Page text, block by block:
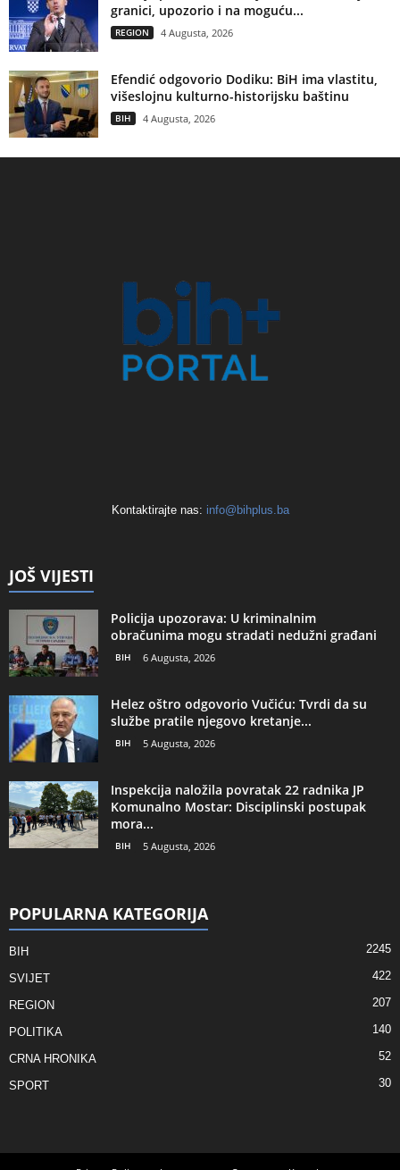
granici, upozorio i na moguću...
REGION 4 Augusta, 2026
Efendić odgovorio Dodiku: BiH ima vlastitu,
višeslojnu kulturno-historijsku baštinu
BIH 4 Augusta, 2026
Kontaktirajte nas: info@bihplus.ba
JOŠ VIJESTI
Policija upozorava: U kriminalnim
obračunima mogu stradati nedužni građani
BIH 6 Augusta, 2026
Helez oštro odgovorio Vučiću: Tvrdi da su
službe pratile njegovo kretanje...
BIH 5 Augusta, 2026
Inspekcija naložila povratak 22 radnika JP
Komunalno Mostar: Disciplinski postupak
mora...
BIH 5 Augusta, 2026
POPULARNA KATEGORIJA
BIH 2245
SVIJET 422
REGION 207
POLITIKA 140
CRNA HRONIKA 52
SPORT 30